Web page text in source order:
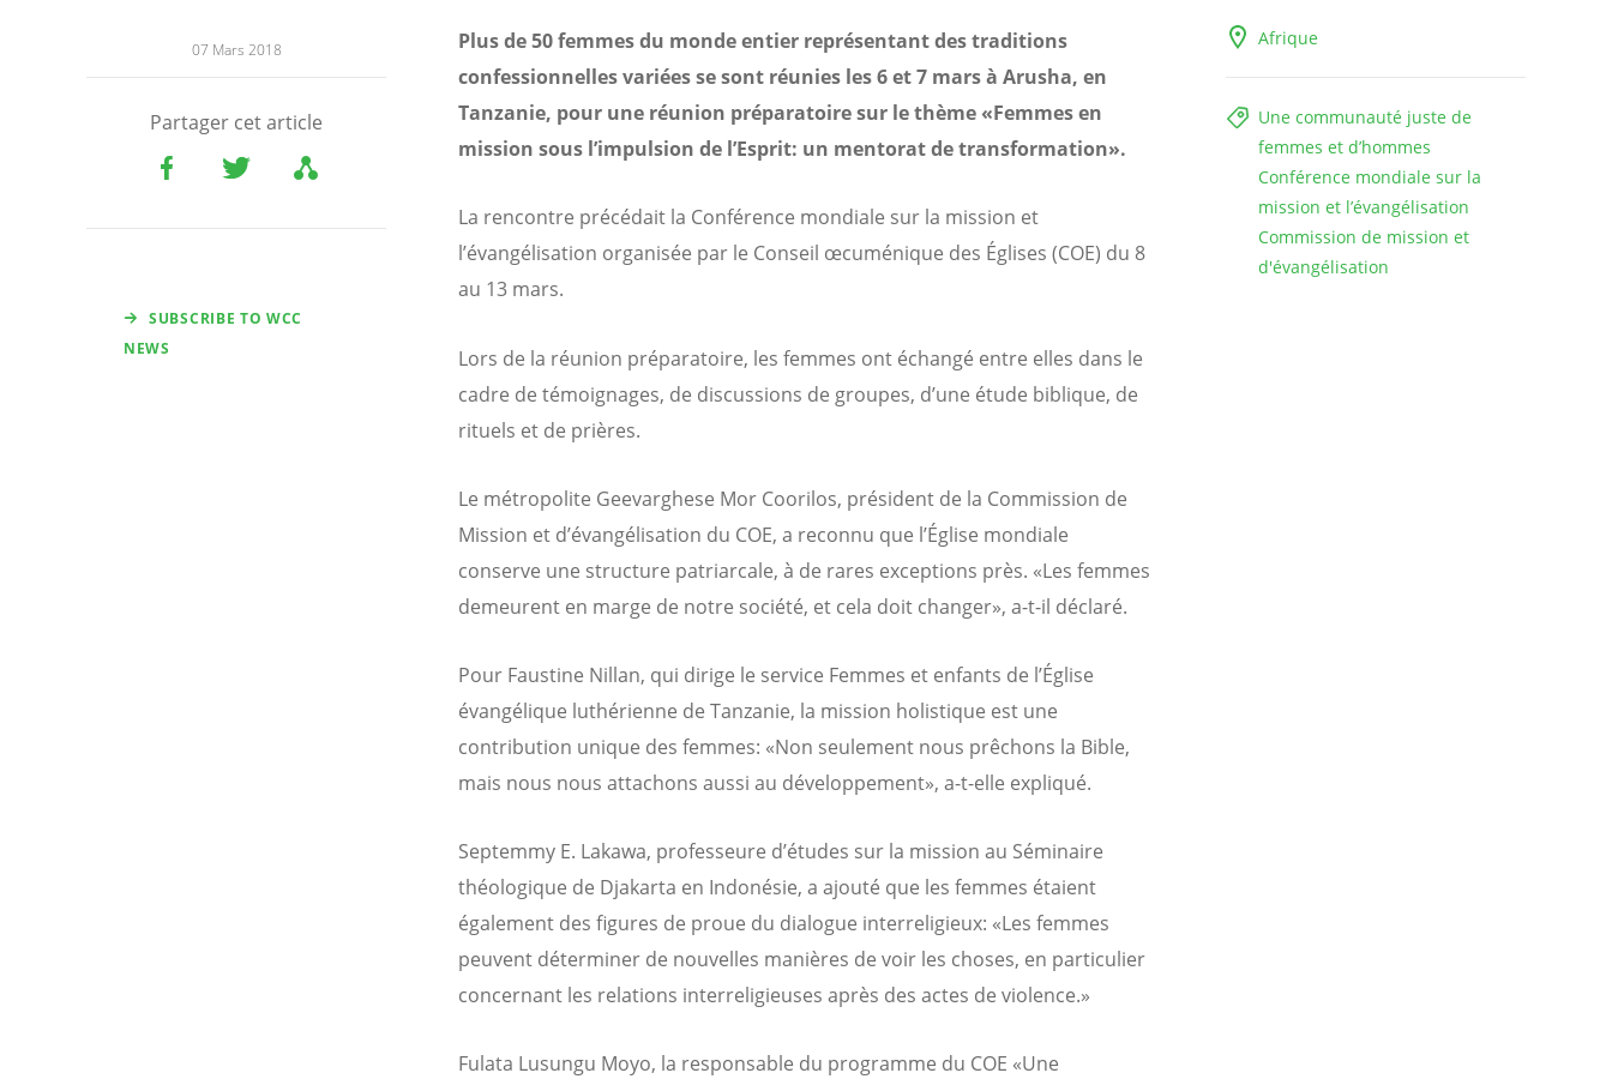
07 Mars 2018
Partager cet article
SUBSCRIBE TO WCC
NEWS
Afrique
Une communauté juste de
femmes et d’hommes
Conférence mondiale sur la
mission et l’évangélisation
Commission de mission et
d'évangélisation
Plus de 50 femmes du monde entier représentant des traditions
confessionnelles variées se sont réunies les 6 et 7 mars à Arusha, en
Tanzanie, pour une réunion préparatoire sur le thème «Femmes en
mission sous l’impulsion de l’Esprit: un mentorat de transformation».
La rencontre précédait la Conférence mondiale sur la mission et
l’évangélisation organisée par le Conseil œcuménique des Églises (COE) du 8
au 13 mars.
Lors de la réunion préparatoire, les femmes ont échangé entre elles dans le
cadre de témoignages, de discussions de groupes, d’une étude biblique, de
rituels et de prières.
Le métropolite Geevarghese Mor Coorilos, président de la Commission de
Mission et d’évangélisation du COE, a reconnu que l’Église mondiale
conserve une structure patriarcale, à de rares exceptions près. «Les femmes
demeurent en marge de notre société, et cela doit changer», a-t-il déclaré.
Pour Faustine Nillan, qui dirige le service Femmes et enfants de l’Église
évangélique luthérienne de Tanzanie, la mission holistique est une
contribution unique des femmes: «Non seulement nous prêchons la Bible,
mais nous nous attachons aussi au développement», a-t-elle expliqué.
Septemmy E. Lakawa, professeure d’études sur la mission au Séminaire
théologique de Djakarta en Indonésie, a ajouté que les femmes étaient
également des figures de proue du dialogue interreligieux: «Les femmes
peuvent déterminer de nouvelles manières de voir les choses, en particulier
concernant les relations interreligieuses après des actes de violence.»
Fulata Lusungu Moyo, la responsable du programme du COE «Une